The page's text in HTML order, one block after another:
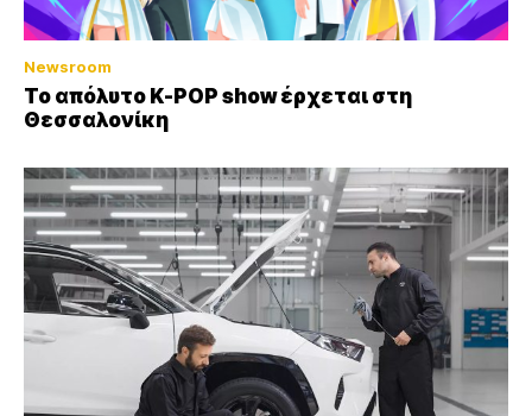
Newsroom
Το απόλυτο K-POP show έρχεται στη
Θεσσαλονίκη